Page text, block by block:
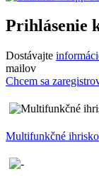
Prihlásenie
Dostávajte
mailov
Chcem sa
Multifunkčné ihrisko